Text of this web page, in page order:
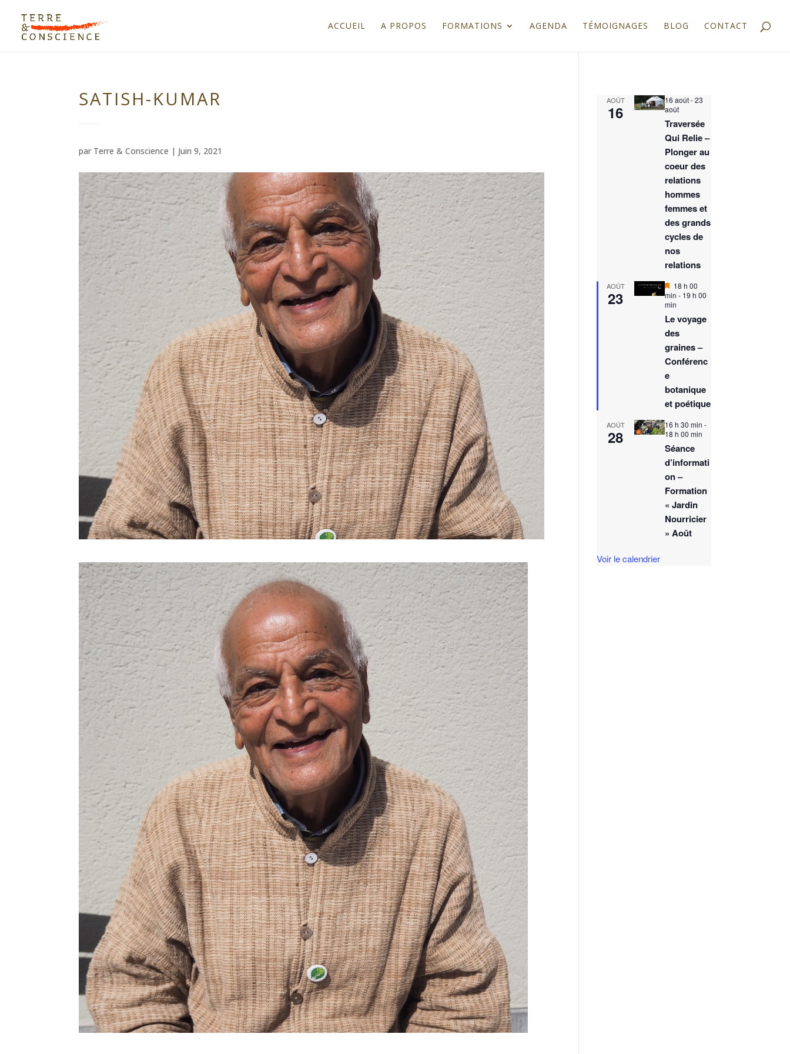
ACCUEIL A PROPOS FORMATIONS AGENDA TÉMOIGNAGES BLOG CONTACT
SATISH-KUMAR
par Terre & Conscience | Juin 9, 2021
AOÛT
16
16 août-23
août
Traversée
Qui Relie –
Plonger au
coeur des
relations
hommes
femmes et
des grands
cycles de
nos
relations
AOÛT
23
M
i
s
n
a
a
n
18 h 00
min - 19 h 00
min
Le voyage
des
graines –
Conférenc
e
botanique
et poétique
AOÛT
28
16 h 30 min -
18 h 00 min
Séance
d’informati
on –
Formation
« Jardin
Nourricier
» Août
Voir le calendrier